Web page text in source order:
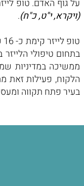
על גוף האדם. טופ
(ויקרא, י"ט, כ"ח).
בתחום טיפולי
ממשיכה במדיניות
הלקוח, פעילות זאת
בעיר פתח תקווה ומעסיקה